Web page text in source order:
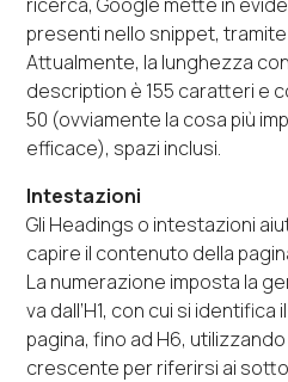
presenti nello snippet,
Attualmente, la lunghezza
description è 155 caratteri e
50 (ovviamente la cosa più
efficace), spazi inclusi.
Intestazioni
Gli Headings o intestazioni
capire il contenuto della
La numerazione imposta la
va dall’H1, con cui si
pagina, fino ad H6,
crescente per riferirsi ai